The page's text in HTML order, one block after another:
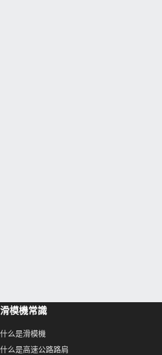
滑模機常識
什么是滑模機
什么是高速公路路肩